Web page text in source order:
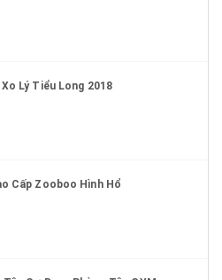
Lý Tiểu Long 2018
Cấp Zooboo Hình Hổ